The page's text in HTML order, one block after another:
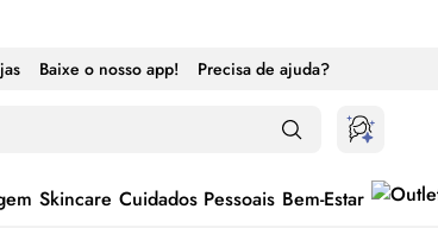
Baixe o nosso app! Precisa de ajuda?
Skincare Cuidados Pessoais Bem-Estar